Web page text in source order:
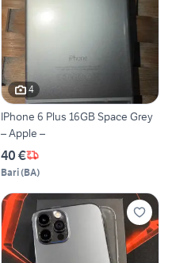
4
IPhone 6 Plus 16GB Space Grey
– Apple –
40 €
Bari(BA)